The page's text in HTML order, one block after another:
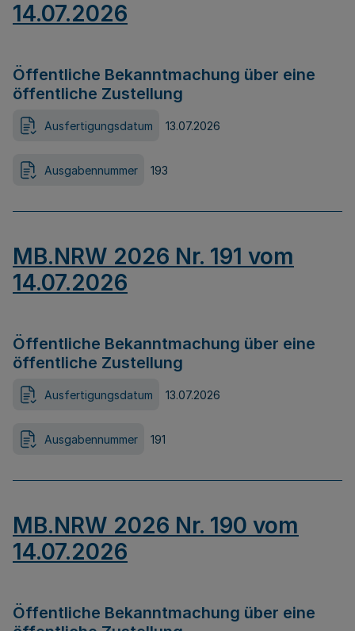
14.07.2026
Öffentliche Bekanntmachung über eine
öffentliche Zustellung
Ausfertigungsdatum 13.07.2026
Ausgabennummer 193
MB.NRW 2026 Nr. 191 vom
14.07.2026
Öffentliche Bekanntmachung über eine
öffentliche Zustellung
Ausfertigungsdatum 13.07.2026
Ausgabennummer 191
MB.NRW 2026 Nr. 190 vom
14.07.2026
Öffentliche Bekanntmachung über eine